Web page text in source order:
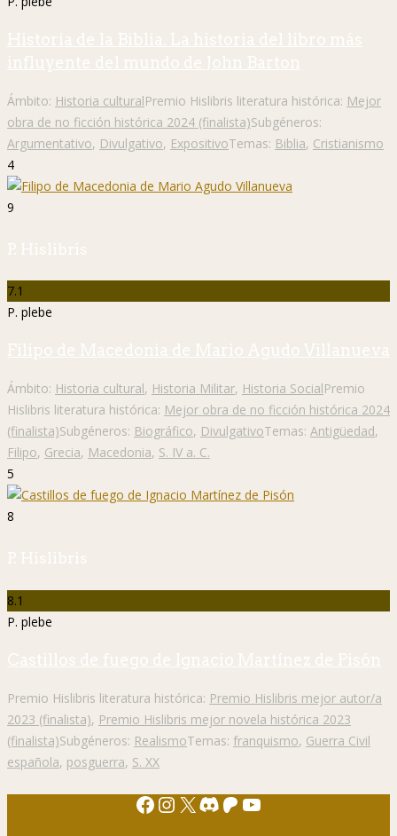
Historia de la Biblia. La historia del libro más
influyente del mundo de John Barton
Ámbito: Historia culturalPremio Hislibris literatura histórica: Mejor
obra de no ficción histórica 2024 (finalista)Subgéneros:
Argumentativo, Divulgativo, ExpositivoTemas: Biblia, Cristianismo
4
9
P. Hislibris
7.1
P. plebe
Filipo de Macedonia de Mario Agudo Villanueva
Ámbito: Historia cultural, Historia Militar, Historia SocialPremio
Hislibris literatura histórica: Mejor obra de no ficción histórica 2024
(finalista)Subgéneros: Biográfico, DivulgativoTemas: Antigüedad,
Filipo, Grecia, Macedonia, S. IV a. C.
5
8
P. Hislibris
8.1
P. plebe
Castillos de fuego de Ignacio Martínez de Pisón
Premio Hislibris literatura histórica: Premio Hislibris mejor autor/a
2023 (finalista), Premio Hislibris mejor novela histórica 2023
(finalista)Subgéneros: RealismoTemas: franquismo, Guerra Civil
española, posguerra, S. XX
Facebook
Instagram
X Discord
Patreon
YouTube